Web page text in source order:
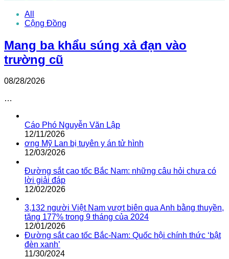
All
Cộng Đồng
Mang ba khẩu súng xả đạn vào
trường cũ
08/28/2026
…
Cáo Phó Nguyễn Văn Lập
12/11/2026
ơng Mỹ Lan bị tuyên y án tử hình
12/03/2026
Đường sắt cao tốc Bắc Nam: những câu hỏi chưa có
lời giải đáp
12/02/2026
3,132 người Việt Nam vượt biên qua Anh bằng thuyền,
tăng 177% trong 9 tháng của 2024
12/01/2026
Đường sắt cao tốc Bắc-Nam: Quốc hội chính thức ‘bật
đèn xanh’
11/30/2024